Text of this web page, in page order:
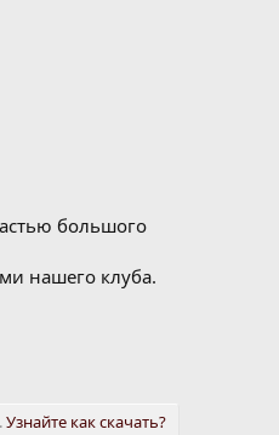
большого
нашего клуба.
Узнайте как скачать?